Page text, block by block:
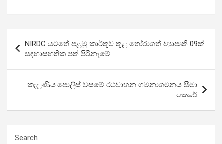
navigation
NIRDC යටතේ පළමු කාර්තුව තුළ තෝරාගත් ව්‍යාපෘති 09ක්
සඳහාසහතික පත් පිරිනැමේ
කැලණිය පොලිස් වසමේ රථවාහන ගමනාගමනය සීමා
කෙරේ
Search